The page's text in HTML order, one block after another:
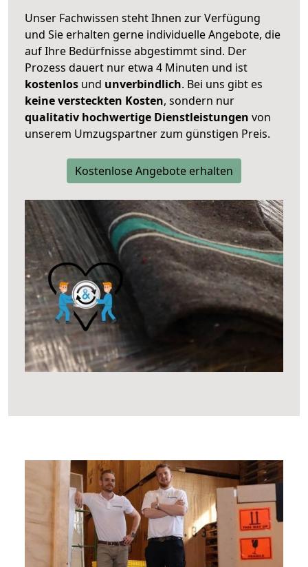
Unser Fachwissen steht Ihnen zur Verfügung
und Sie erhalten gerne individuelle Angebote, die
auf Ihre Bedürfnisse abgestimmt sind. Der
Prozess dauert nur etwa 4 Minuten und ist
kostenlos und unverbindlich. Bei uns gibt es
keine versteckten Kosten, sondern nur
qualitativ hochwertige Dienstleistungen von
unserem Umzugspartner zum günstigen Preis.
Kostenlose Angebote erhalten